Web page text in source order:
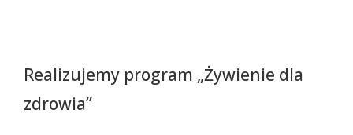
Realizujemy program „Żywienie dla
zdrowia”